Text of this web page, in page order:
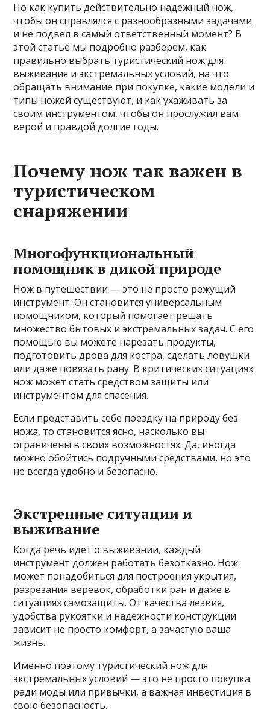
Но как купить действительно надежный нож,
чтобы он справлялся с разнообразными задачами
и не подвел в самый ответственный момент? В
этой статье мы подробно разберем, как
правильно выбрать туристический нож для
выживания и экстремальных условий, на что
обращать внимание при покупке, какие модели и
типы ножей существуют, и как ухаживать за
своим инструментом, чтобы он прослужил вам
верой и правдой долгие годы.
Почему нож так важен в
туристическом
снаряжении
Многофункциональный
помощник в дикой природе
Нож в путешествии — это не просто режущий
инструмент. Он становится универсальным
помощником, который помогает решать
множество бытовых и экстремальных задач. С его
помощью вы можете нарезать продукты,
подготовить дрова для костра, сделать ловушки
или даже повязать рану. В критических ситуациях
нож может стать средством защиты или
инструментом для спасения.
Если представить себе поездку на природу без
ножа, то становится ясно, насколько вы
ограничены в своих возможностях. Да, иногда
можно обойтись подручными средствами, но это
не всегда удобно и безопасно.
Экстренные ситуации и
выживание
Когда речь идет о выживании, каждый
инструмент должен работать безотказно. Нож
может понадобиться для построения укрытия,
разрезания веревок, обработки ран и даже в
ситуациях самозащиты. От качества лезвия,
удобства рукоятки и надежности конструкции
зависит не просто комфорт, а зачастую ваша
жизнь.
Именно поэтому туристический нож для
экстремальных условий — это не просто покупка
ради моды или привычки, а важная инвестиция в
свою безопасность.